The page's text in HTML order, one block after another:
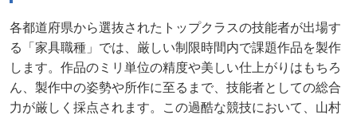
各都道府県から選抜されたトップクラスの技能者が出場す
る「家具職種」では、厳しい制限時間内で課題作品を製作
します。作品のミリ単位の精度や美しい仕上がりはもちろ
ん、製作中の姿勢や所作に至るまで、技能者としての総合
力が厳しく採点されます。この過酷な競技において、山村